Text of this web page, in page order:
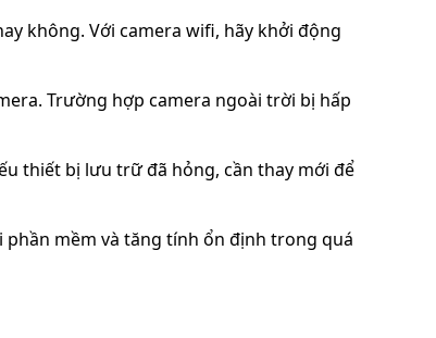
không. Với camera wifi, hãy khởi động
Trường hợp camera ngoài trời bị hấp
thiết bị lưu trữ đã hỏng, cần thay mới để
mềm và tăng tính ổn định trong quá